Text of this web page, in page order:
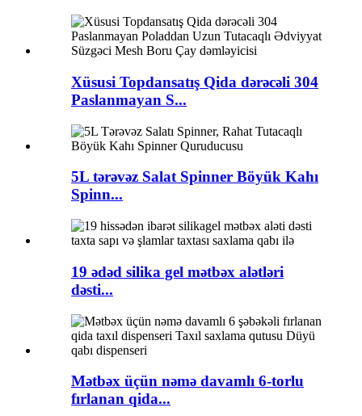
Xüsusi Topdansatış Qida dərəcəli 304
Paslanmayan S...
5L tərəvəz Salat Spinner Böyük Kahı
Spinn...
19 ədəd silika gel mətbəx alətləri
dəsti...
Mətbəx üçün nəmə davamlı 6-torlu
fırlanan qida...